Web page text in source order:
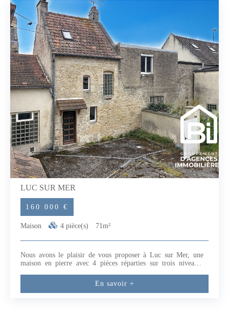
couchages supplémentaires. - A l'extérieur vous bénéficiez d'un
jardin clos de 60 m2 ainsi qu'une terrasse. Les plus de ce bien
:- Une place de parking privative complète ce bien. - Faibles
charges de copropriété. - Proximité immédiate de la gare.
Cette maison vous est proposée en vente interactive sur la
plateforme Winimmo Enchères.- Prix de départ : 159 900
euros, honoraires inclus à la charge de l'acquéreur- Palier
d'enchère : 2 000 euros- L'enchère en ligne aura lieu le 11
Avril 2026 entre 18h00 et 22h00.La participation nécessite un
agrément préalable, pour garantir le sérieux et la fluidité du
processus.Toutes les offres seront présentées au propriétaire,
qui restera entièrement libre de choisir celle qu'il
souhaite.N'hésitez pas à me contacter si vous souhaitez plus
d'informations ou organiser une visite.Maxime SIMON -
RSAC 900842428 - LISIEUXConformément à la
réglementation Tracfin une pièce d'identité sera demandée
pour toute visite.Les informations sur les risques auxquels ce
bien est exposé sont disponibles sur le site Géorisques :
www.georisques.gouv.fr (5.20 % honoraires TTC à la charge
de l'acquéreur.)Copropriété de 135 lots - dont 60 lots
habitation. (Pas de procédure en cours).Charges annuelles :
450 euros. Maxime SIMON (EI) Agent Commercial - Numéro
RSAC : 900842428 - .
LUC SUR MER
160 000 €
Maison 4 pièce(s) 71m²
Nous avons le plaisir de vous proposer à Luc sur Mer, une
maison en pierre avec 4 pièces réparties sur trois niveaux.
à vis et vous bénéficierez de la moitié avec possibilité de
stationner un véhicule.Des travaux sont à prévoir (sanitaires,
En savoir +